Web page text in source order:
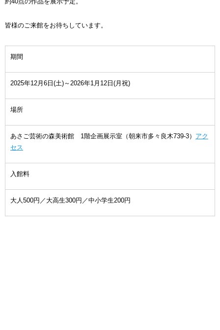
皆様のご来館をお待ちしています。
期間
2025年12月6日(土)～2026年1月12日(月祝)
場所
あさご芸術の森美術館 1階企画展示室（朝来市多々良木739-3） アク
セス
入館料
大人500円／大高生300円／中小学生200円